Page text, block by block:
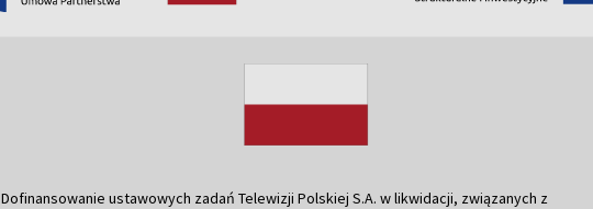
Dofinansowanie ustawowych zadań Telewizji Polskiej S.A. w likwidacji, związanych z